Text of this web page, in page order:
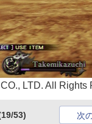
LTD. All Rights
53) 次